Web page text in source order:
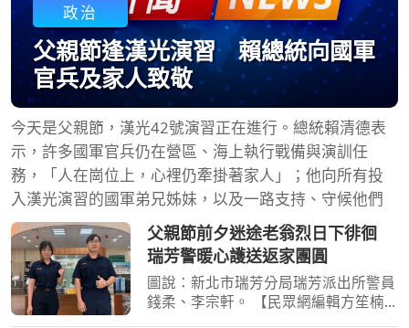
政治
父親節逢漢光演習 賴總統向國軍
官兵及家人致敬
今天是父親節，漢光42號演習正在進行。總統賴清德表
示，許多國軍官兵仍在營區、海上執行戰備與演訓任
務，「人在崗位上，心裡仍牽掛著家人」；他向所有投
入漢光演習的國軍弟兄姊妹，以及一路支持、守候他們
父親節前夕迷途老翁烈日下徘徊
瑞芳警暖心護送返家團圓
圖說：新北市瑞芳分局瑞芳派出所警員
錢柔、李宗軒。 【民眾網編輯方笙楠